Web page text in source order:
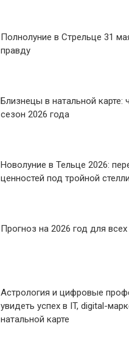
Полнолуние в Стрельце 31
правду
Близнецы в натальной карте:
сезон 2026 года
Новолуние в Тельце 2026:
ценностей под тройной
Прогноз на 2026 год для
Астрология и цифровые
увидеть успех в IT, digital-
натальной карте